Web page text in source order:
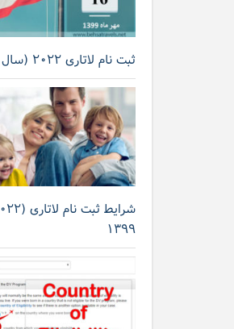
ثبت نام لاتاری ۲۰۲۲ (سال ۱۳۹۹)
۱۳۹۹